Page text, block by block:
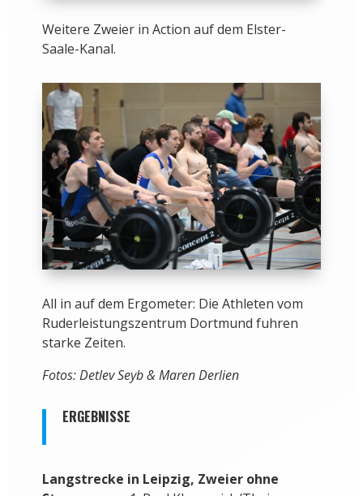
Weitere Zweier in Action auf dem Elster-
Saale-Kanal.
All in auf dem Ergometer: Die Athleten vom
Ruderleistungszentrum Dortmund fuhren
starke Zeiten.
Fotos: Detlev Seyb & Maren Derlien
ERGEBNISSE
Langstrecke in Leipzig, Zweier ohne